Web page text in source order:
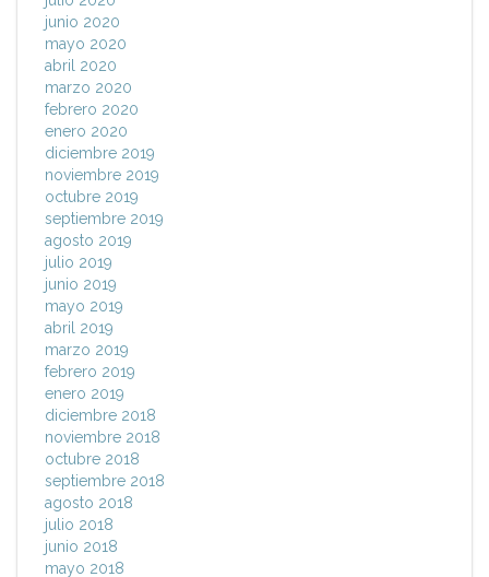
junio 2020
mayo 2020
abril 2020
marzo 2020
febrero 2020
enero 2020
diciembre 2019
noviembre 2019
octubre 2019
septiembre 2019
agosto 2019
julio 2019
junio 2019
mayo 2019
abril 2019
marzo 2019
febrero 2019
enero 2019
diciembre 2018
noviembre 2018
octubre 2018
septiembre 2018
agosto 2018
julio 2018
junio 2018
mayo 2018